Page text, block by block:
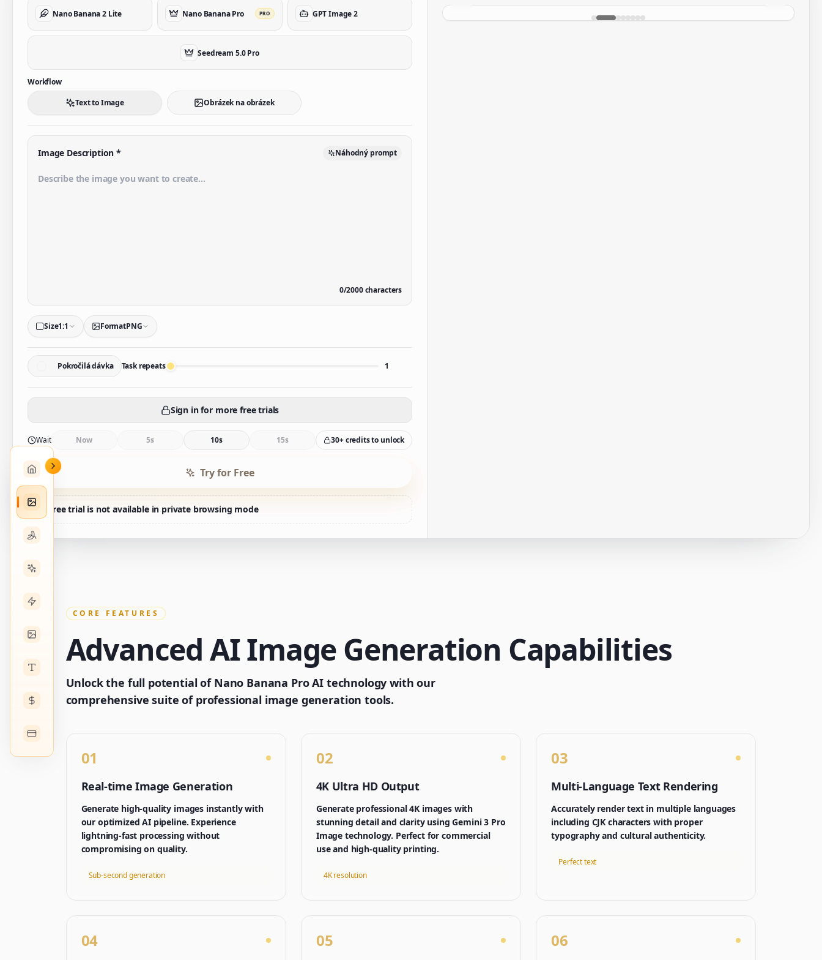
Nano Banana 2 Lite Nano Banana Pro PRO GPT Image 2
Seedream 5.0 Pro
Workflow
Text to Image
Obrázek na obrázek
Image Description * Náhodný prompt
0/2000characters
Size1:1 FormatPNG
Pokročilá dávka Task repeats 1
Sign in for more free trials
Wait Now 5s 10s 15s 30+ credits to unlock
Try for Free
Free trial is not available in private browsing mode
CORE FEATURES
Advanced AI Image Generation Capabilities
Unlock the full potential of Nano Banana Pro AI technology with our
comprehensive suite of professional image generation tools.
01
Real-time Image Generation
Generate high-quality images instantly with
our optimized AI pipeline. Experience
lightning-fast processing without
compromising on quality.
Sub-second generation
02
4K Ultra HD Output
Generate professional 4K images with
stunning detail and clarity using Gemini 3 Pro
Image technology. Perfect for commercial
use and high-quality printing.
4K resolution
03
Multi-Language Text Rendering
Accurately render text in multiple languages
including CJK characters with proper
typography and cultural authenticity.
Perfect text
04 05 06